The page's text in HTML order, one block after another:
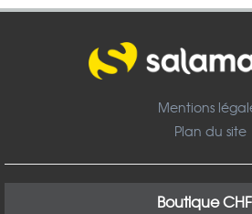
Mentions
Plan du site
Boutique CHF